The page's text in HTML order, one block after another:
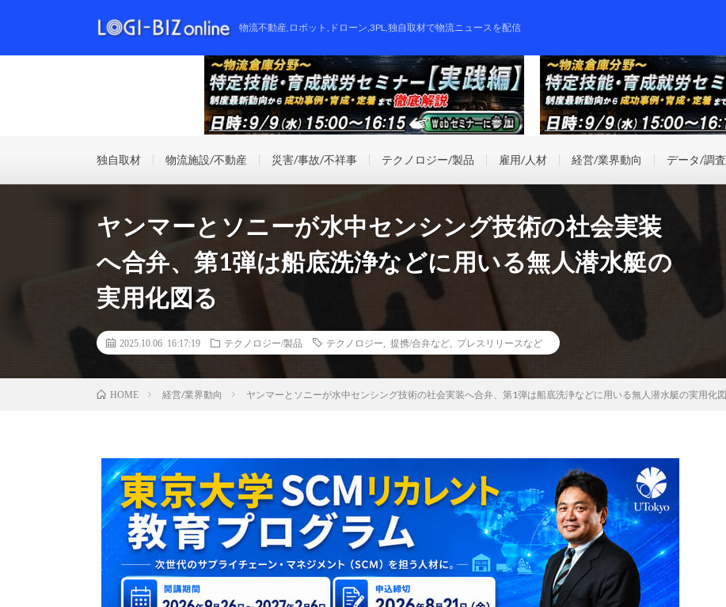
物流不動産,ロボット,ドローン,3PL,独自取材で物流ニュースを配信
独自取材 物流施設/不動産 災害/事故/不祥事 テクノロジー/製品 雇用/人材 経営/業界動向 データ/調査
ヤンマーとソニーが水中センシング技術の社会実装
へ合弁、第1弾は船底洗浄などに用いる無人潜水艇の
実用化図る
2025.10.06 16:17:19 テクノロジー/製品 テクノロジー 提携/合弁など プレスリリースなど
HOME 経営/業界動向 ヤンマーとソニーが水中センシング技術の社会実装へ合弁、第1弾は船底洗浄などに用いる無人潜水艇の実用化